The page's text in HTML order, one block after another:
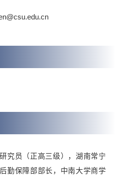
究员（正高三级），湖南常宁
勤保障部部长，中南大学商学